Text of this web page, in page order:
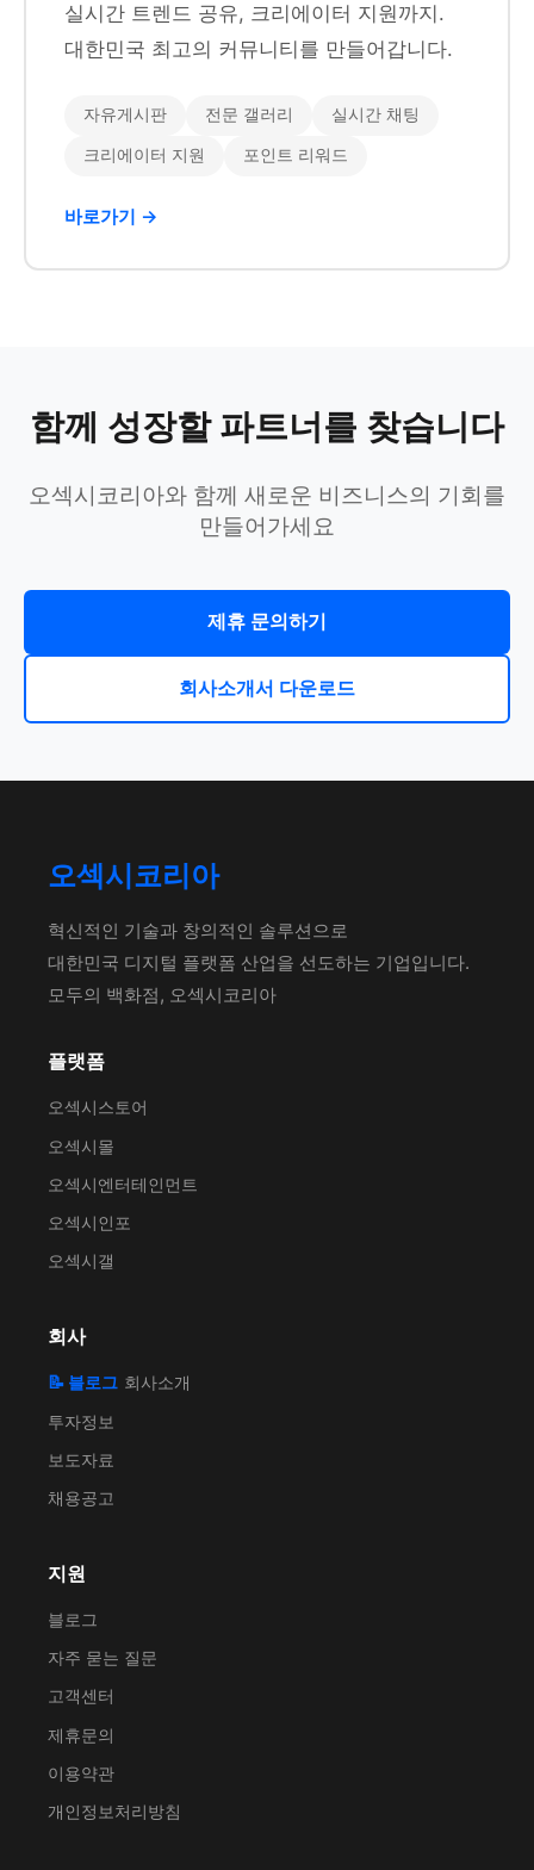
실시간 트렌드 공유, 크리에이터 지원까지.
대한민국 최고의 커뮤니티를 만들어갑니다.
자유게시판 전문 갤러리 실시간 채팅
크리에이터 지원 포인트 리워드
바로가기 →
함께 성장할 파트너를 찾습니다
오섹시코리아와 함께 새로운 비즈니스의 기회를
만들어가세요
제휴 문의하기
회사소개서 다운로드
오섹시코리아
혁신적인 기술과 창의적인 솔루션으로
대한민국 디지털 플랫폼 산업을 선도하는 기업입니다.
모두의 백화점, 오섹시코리아
플랫폼
오섹시스토어
오섹시몰
오섹시엔터테인먼트
오섹시인포
오섹시갤
회사
📝 블로그 회사소개
투자정보
보도자료
채용공고
지원
블로그
자주 묻는 질문
고객센터
제휴문의
이용약관
개인정보처리방침